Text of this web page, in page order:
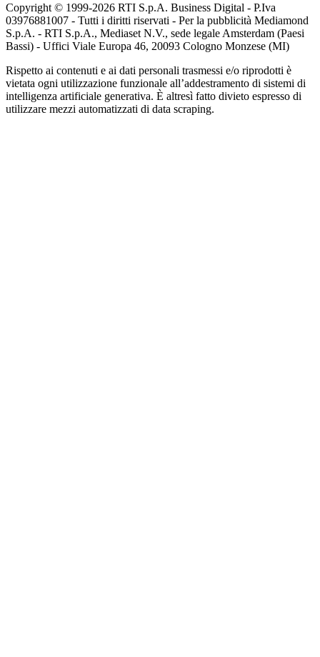
Copyright © 1999-2026 RTI S.p.A. Business Digital - P.Iva
03976881007 - Tutti i diritti riservati - Per la pubblicità Mediamond
S.p.A. - RTI S.p.A., Mediaset N.V., sede legale Amsterdam (Paesi
Bassi) - Uffici Viale Europa 46, 20093 Cologno Monzese (MI)
Rispetto ai contenuti e ai dati personali trasmessi e/o riprodotti è
vietata ogni utilizzazione funzionale all’addestramento di sistemi di
intelligenza artificiale generativa. È altresì fatto divieto espresso di
utilizzare mezzi automatizzati di data scraping.